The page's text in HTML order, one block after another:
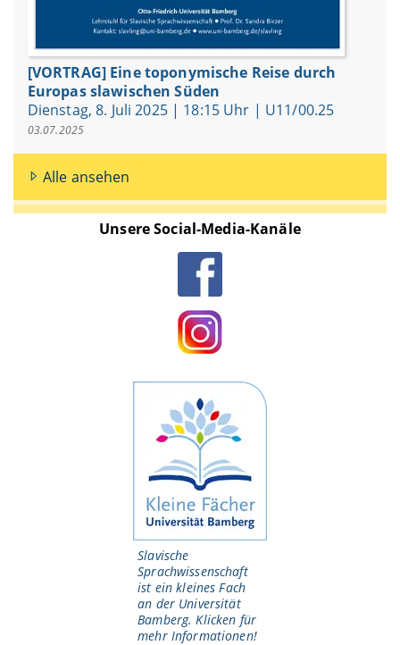
Unsere Social-Media-Kanäle
Slavische
Sprachwissenschaft
ist ein kleines Fach
an der Universität
Bamberg. Klicken für
mehr Informationen!
[VORTRAG] Eine toponymische Reise durch
Europas slawischen Süden
Dienstag, 8. Juli 2025 | 18:15 Uhr | U11/00.25
03.07.2025
Alle ansehen